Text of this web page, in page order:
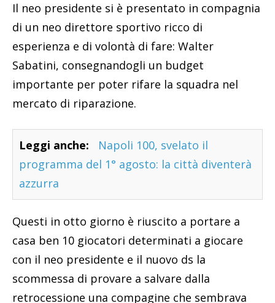
Il neo presidente si è presentato in compagnia
di un neo direttore sportivo ricco di
esperienza e di volontà di fare: Walter
Sabatini, consegnandogli un budget
importante per poter rifare la squadra nel
mercato di riparazione.
Leggi anche:
Napoli 100, svelato il
programma del 1° agosto: la città diventerà
azzurra
Questi in otto giorno è riuscito a portare a
casa ben 10 giocatori determinati a giocare
con il neo presidente e il nuovo ds la
scommessa di provare a salvare dalla
retrocessione una compagine che sembrava